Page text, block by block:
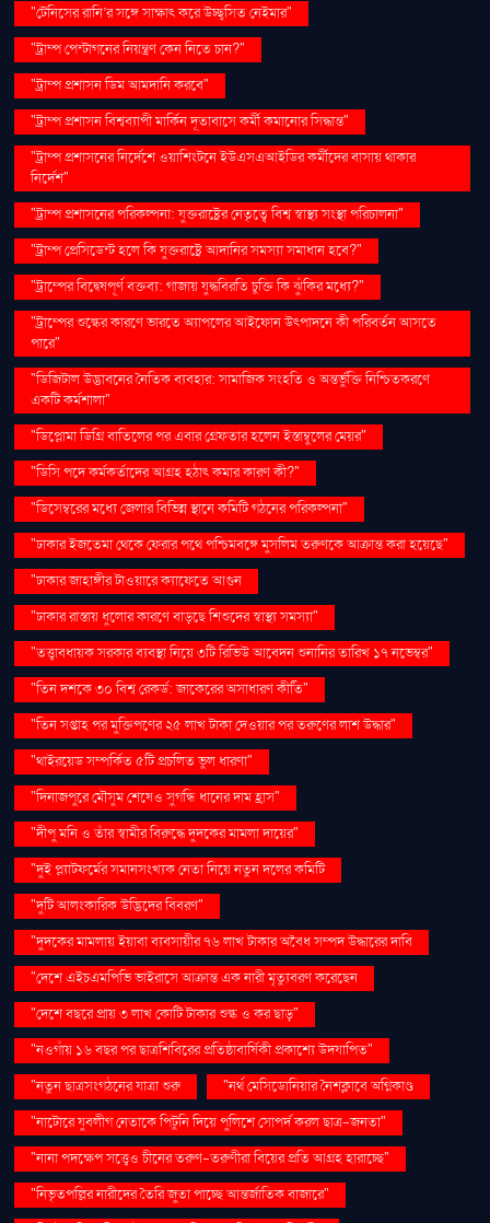
"টেনিসের রানি’র সঙ্গে সাক্ষাৎ করে উচ্ছ্বসিত নেইমার"
"ট্রাম্প পেন্টাগনের নিয়ন্ত্রণ কেন নিতে চান?"
"ট্রাম্প প্রশাসন ডিম আমদানি করবে"
"ট্রাম্প প্রশাসন বিশ্বব্যাপী মার্কিন দূতাবাসে কর্মী কমানোর সিদ্ধান্ত"
"ট্রাম্প প্রশাসনের নির্দেশে ওয়াশিংটনে ইউএসএআইডির কর্মীদের বাসায় থাকার
নির্দেশ"
"ট্রাম্প প্রশাসনের পরিকল্পনা: যুক্তরাষ্ট্রের নেতৃত্বে বিশ্ব স্বাস্থ্য সংস্থা পরিচালনা"
"ট্রাম্প প্রেসিডেন্ট হলে কি যুক্তরাষ্ট্রে আদানির সমস্যা সমাধান হবে?"
"ট্রাম্পের বিদ্বেষপূর্ণ বক্তব্য: গাজায় যুদ্ধবিরতি চুক্তি কি ঝুঁকির মধ্যে?"
"ট্রাম্পের শুল্কের কারণে ভারতে অ্যাপলের আইফোন উৎপাদনে কী পরিবর্তন আসতে
পারে"
"ডিজিটাল উদ্ভাবনের নৈতিক ব্যবহার: সামাজিক সংহতি ও অন্তর্ভুক্তি নিশ্চিতকরণে
একটি কর্মশালা"
"ডিপ্লোমা ডিগ্রি বাতিলের পর এবার গ্রেফতার হলেন ইস্তাম্বুলের মেয়র"
"ডিসি পদে কর্মকর্তাদের আগ্রহ হঠাৎ কমার কারণ কী?"
"ডিসেম্বরের মধ্যে জেলার বিভিন্ন স্থানে কমিটি গঠনের পরিকল্পনা"
"ঢাকার ইজতেমা থেকে ফেরার পথে পশ্চিমবঙ্গে মুসলিম তরুণকে আক্রান্ত করা হয়েছে"
"ঢাকার জাহাঙ্গীর টাওয়ারে ক্যাফেতে আগুন
"ঢাকার রাস্তায় ধুলোর কারণে বাড়ছে শিশুদের স্বাস্থ্য সমস্যা"
"তত্ত্বাবধায়ক সরকার ব্যবস্থা নিয়ে ৩টি রিভিউ আবেদন শুনানির তারিখ ১৭ নভেম্বর"
"তিন দশকে ৩০ বিশ্ব রেকর্ড: জাকেরের অসাধারণ কীর্তি"
"তিন সপ্তাহ পর মুক্তিপণের ২৫ লাখ টাকা দেওয়ার পর তরুণের লাশ উদ্ধার"
"থাইরয়েড সম্পর্কিত ৫টি প্রচলিত ভুল ধারণা"
"দিনাজপুরে মৌসুম শেষেও সুগন্ধি ধানের দাম হ্রাস"
"দীপু মনি ও তাঁর স্বামীর বিরুদ্ধে দুদকের মামলা দায়ের"
"দুই প্ল্যাটফর্মের সমানসংখ্যক নেতা নিয়ে নতুন দলের কমিটি
"দুটি আলংকারিক উদ্ভিদের বিবরণ"
"দুদকের মামলায় ইয়াবা ব্যবসায়ীর ৭৬ লাখ টাকার অবৈধ সম্পদ উদ্ধারের দাবি
"দেশে এইচএমপিভি ভাইরাসে আক্রান্ত এক নারী মৃত্যুবরণ করেছেন
"দেশে বছরে প্রায় ৩ লাখ কোটি টাকার শুল্ক ও কর ছাড়"
"নওগাঁয় ১৬ বছর পর ছাত্রশিবিরের প্রতিষ্ঠাবার্ষিকী প্রকাশ্যে উদযাপিত"
"নতুন ছাত্রসংগঠনের যাত্রা শুরু
"নর্থ মেসিডোনিয়ার নৈশক্লাবে অগ্নিকাণ্ড
"নাটোরে যুবলীগ নেতাকে পিটুনি দিয়ে পুলিশে সোপর্দ করল ছাত্র-জনতা"
"নানা পদক্ষেপ সত্ত্বেও চীনের তরুণ-তরুণীরা বিয়ের প্রতি আগ্রহ হারাচ্ছে"
"নিভৃতপল্লির নারীদের তৈরি জুতা পাচ্ছে আন্তর্জাতিক বাজারে"